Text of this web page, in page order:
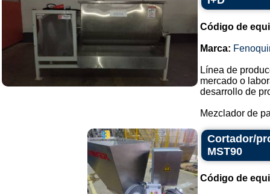
Código de
Marca:
Línea de
mercado o
desarrollo de
Mezclador de
Cortador/
MST90
Código de